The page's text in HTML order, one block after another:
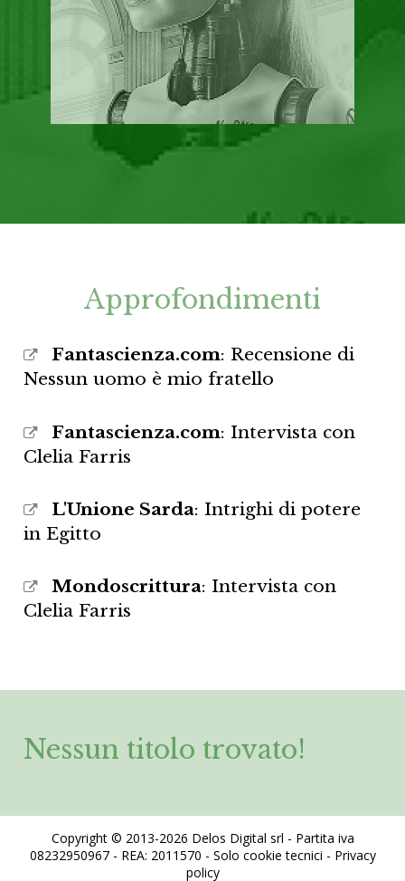
Approfondimenti
Fantascienza.com: Recensione di
Nessun uomo è mio fratello
Fantascienza.com: Intervista con
Clelia Farris
L'Unione Sarda: Intrighi di potere
in Egitto
Mondoscrittura: Intervista con
Clelia Farris
Nessun titolo trovato!
Copyright © 2013-2026 Delos Digital srl - Partita iva
08232950967 - REA: 2011570 - Solo cookie tecnici - Privacy
policy